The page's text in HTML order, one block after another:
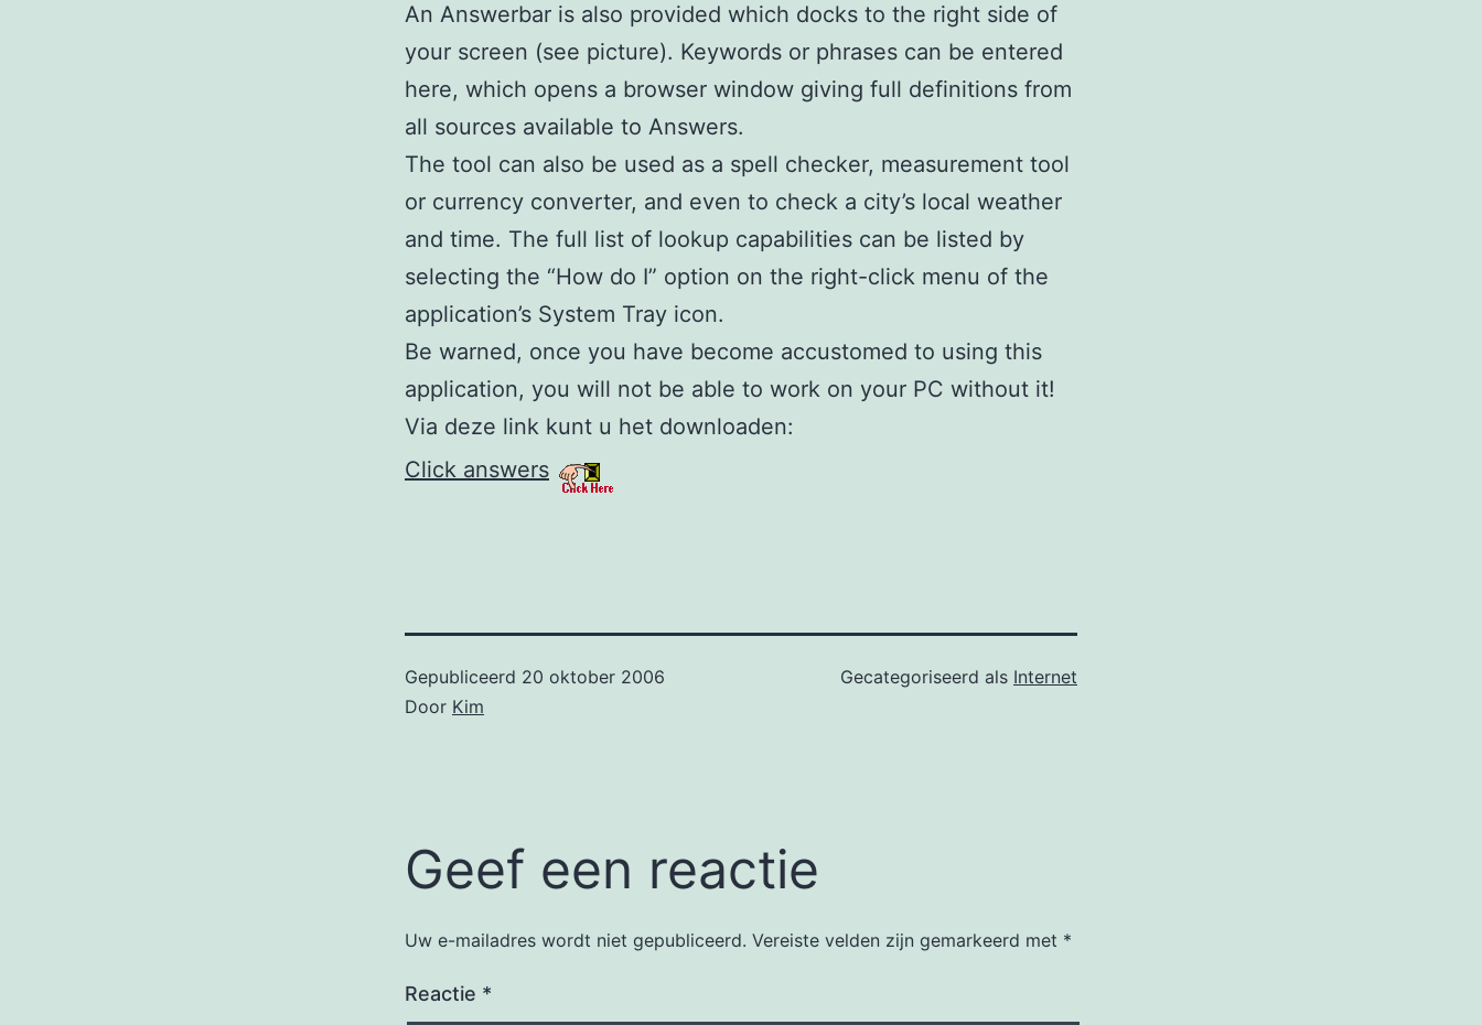
An Answerbar is also provided which docks to the right side of
your screen (see picture). Keywords or phrases can be entered
here, which opens a browser window giving full definitions from
all sources available to Answers.
The tool can also be used as a spell checker, measurement tool
or currency converter, and even to check a city’s local weather
and time. The full list of lookup capabilities can be listed by
selecting the “How do I” option on the right-click menu of the
application’s System Tray icon.
Be warned, once you have become accustomed to using this
application, you will not be able to work on your PC without it!
Via deze link kunt u het downloaden:
Click answers
Gepubliceerd 20 oktober 2006
Door Kim
Gecategoriseerd als Internet
Geef een reactie
Uw e-mailadres wordt niet gepubliceerd. Vereiste velden zijn gemarkeerd met *
Reactie *